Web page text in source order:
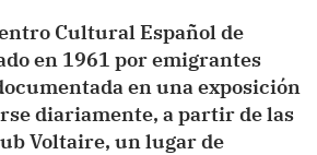
Cultural Español de
en 1961 por emigrantes
en una exposición
diariamente, a partir de las
Voltaire, un lugar de